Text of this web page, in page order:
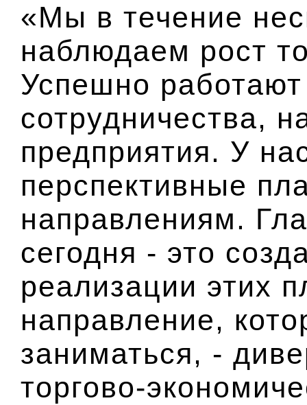
«Мы в течение
наблюдаем рост
Успешно
сотрудничества,
предприятия. У
перспективные
направлениям.
сегодня - это
реализации этих
направление,
заниматься, -
торгово-